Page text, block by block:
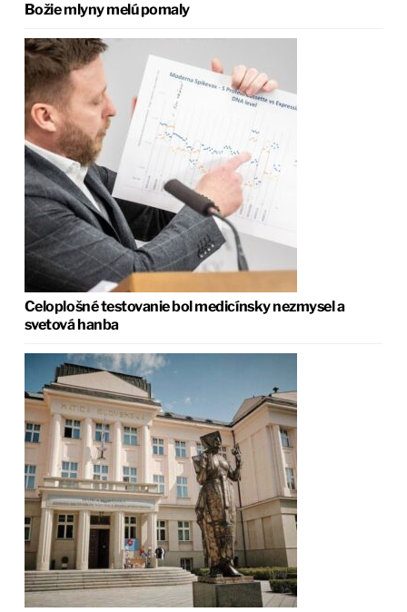
Božie mlyny melú pomaly
Celoplošné testovanie bol medicínsky nezmysel a
svetová hanba